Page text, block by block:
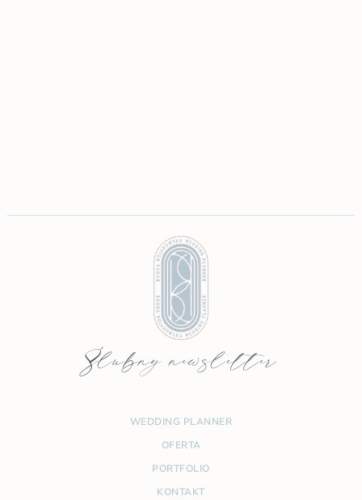
Ślubny newsletter
WEDDING PLANNER
OFERTA
PORTFOLIO
KONTAKT